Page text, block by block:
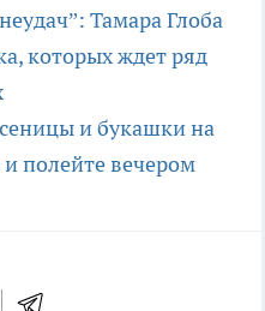
Тамара Глоба
которых ждет ряд
и букашки на
полейте вечером